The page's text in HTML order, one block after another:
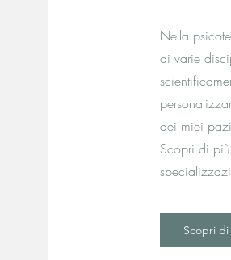
Nella
di varie
dei miei
Scopri di
Scopri